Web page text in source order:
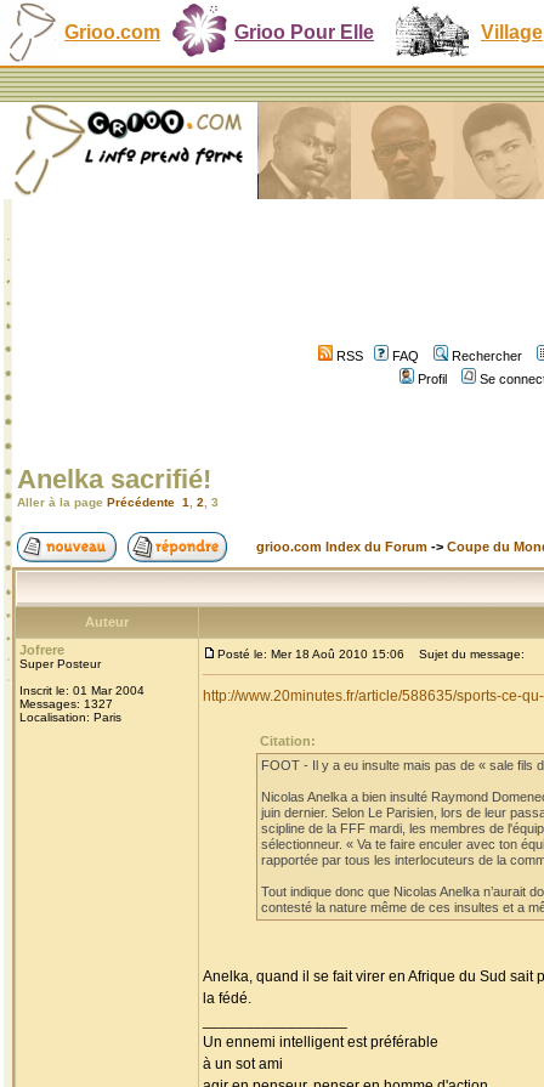
Grioo.com Grioo Pour Elle Village
RSS FAQ
Rechercher
Profil
Se
Anelka sacrifié!
Aller à la page Précédente 1 2 3
grioo.com Index du Forum -> Coupe du
Auteur
Jofrere
Super Posteur
Inscrit le: 01 Mar 2004
Messages: 1327
Localisation: Paris
Posté le: Mer 18 Aoû 2010 15:06 Sujet du message:
http://www.20minutes.fr/article/588635/sports-ce-
Citation:
FOOT - Il y a eu insulte mais pas de « sale fils
Nicolas Anelka a bien insulté Raymond
juin dernier. Selon Le Parisien, lors de leur
scipline de la FFF mardi, les membres de
sélectionneur. « Va te faire enculer avec ton
rapportée par tous les interlocuteurs de la
Tout indique donc que Nicolas Anelka n’aurait
contesté la nature même de ces insultes et a
Anelka, quand il se fait virer en Afrique du Sud
la fédé.
Un ennemi intelligent est préférable
à un sot ami